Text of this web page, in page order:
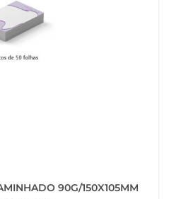
90G/150X105MM